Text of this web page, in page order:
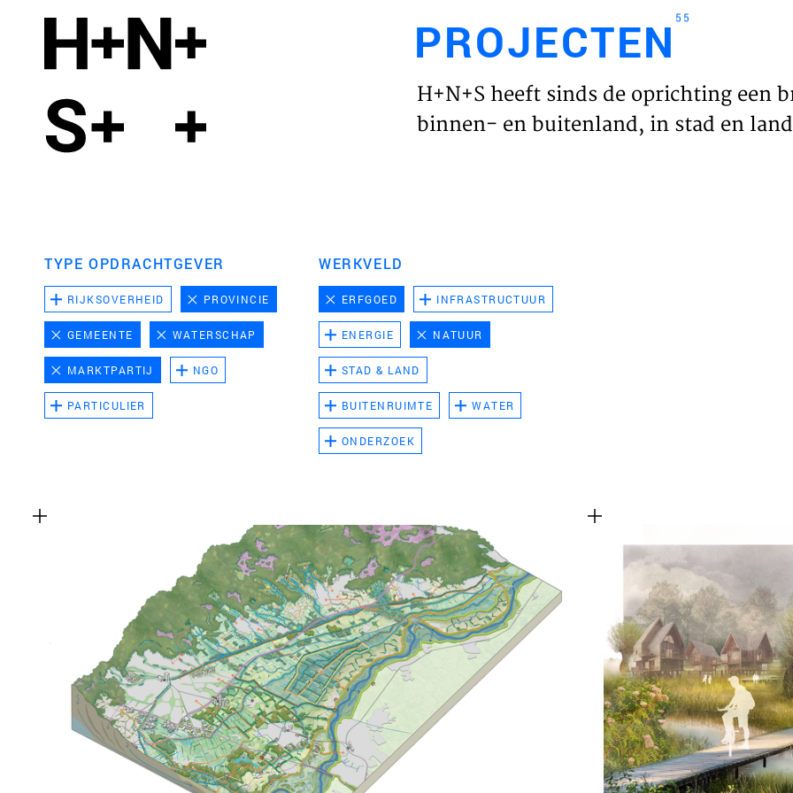
HOME
PROJECTEN55
H+N+S heeft sinds de oprichting een
binnen- en buitenland, in stad en
TYPE OPDRACHTGEVER
RIJKSOVERHEID PROVINCIE
GEMEENTE WATERSCHAP
MARKTPARTIJ NGO
PARTICULIER
WERKVELD
ERFGOED INFRASTRUCTUUR
ENERGIE NATUUR
STAD & LAND
BUITENRUIMTE WATER
ONDERZOEK